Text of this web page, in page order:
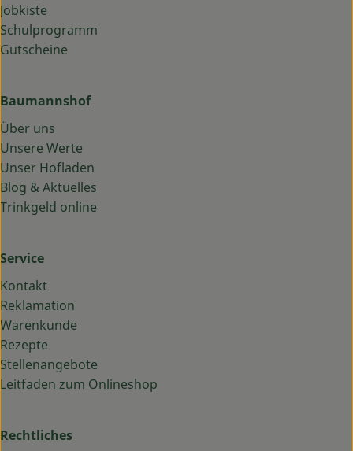
Jobkiste
Schulprogramm
Gutscheine
Baumannshof
Über uns
Unsere Werte
Unser Hofladen
Blog & Aktuelles
Trinkgeld online
Service
Kontakt
Reklamation
Warenkunde
Rezepte
Stellenangebote
Leitfaden zum Onlineshop
Rechtliches